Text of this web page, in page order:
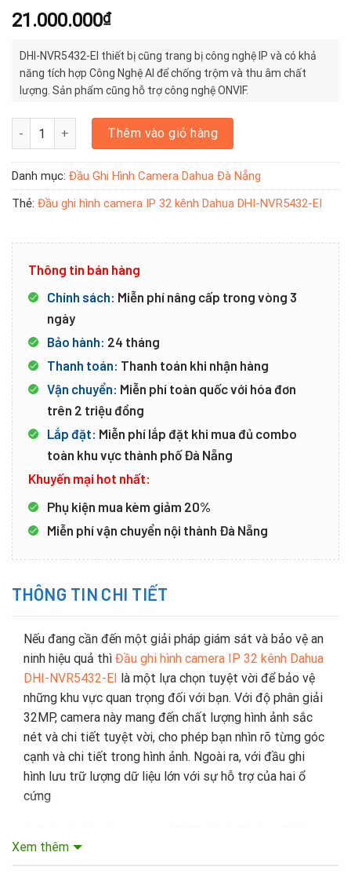
21.000.000₫
DHI-NVR5432-EI thiết bị cũng trang bị công nghệ IP và có khả
năng tích hợp Công Nghệ AI để chống trộm và thu âm chất
lượng. Sản phẩm cũng hỗ trợ công nghệ ONVIF.
Đầu ghi hình camera IP 32 kênh Dahua DHI-NVR5432-EI số lượng
Thêm vào giỏ hàng
Danh mục: Đầu Ghi Hình Camera Dahua Đà Nẵng
Thẻ: Đầu ghi hình camera IP 32 kênh Dahua DHI-NVR5432-EI
Thông tin bán hàng
Chính sách: Miễn phí nâng cấp trong vòng 3
ngày
Bảo hành: 24 tháng
Thanh toán: Thanh toán khi nhận hàng
Vận chuyển: Miễn phí toàn quốc với hóa đơn
trên 2 triệu đồng
Lắp đặt: Miễn phí lắp đặt khi mua đủ combo
toàn khu vực thành phố Đà Nẵng
Khuyến mại hot nhất:
Phụ kiện mua kèm giảm 20%
Miễn phí vận chuyển nội thành Đà Nẵng
THÔNG TIN CHI TIẾT
Nếu đang cần đến một giải pháp giám sát và bảo vệ an
ninh hiệu quả thì Đầu ghi hình camera IP 32 kênh Dahua
DHI-NVR5432-EI là một lựa chọn tuyệt vời để bảo vệ
những khu vực quan trọng đối với bạn. Với độ phân giải
32MP, camera này mang đến chất lượng hình ảnh sắc
nét và chi tiết tuyệt vời, cho phép bạn nhìn rõ từng góc
cạnh và chi tiết trong hình ảnh. Ngoài ra, với đầu ghi
hình lưu trữ lượng dữ liệu lớn với sự hỗ trợ của hai ổ
cứng
NVR5432-EI
Xem thêm